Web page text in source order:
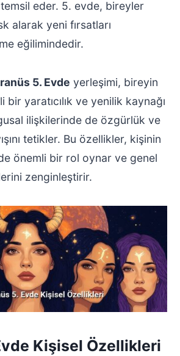
temsil eder. 5. evde, bireyler
alarak yeni fırsatları
eğilimindedir.
5. Evde yerleşimi, bireyin
bir yaratıcılık ve yenilik kaynağı
ilişkilerinde de özgürlük ve
tetikler. Bu özellikler, kişinin
önemli bir rol oynar ve genel
zenginleştirir.
Kişisel Özellikleri